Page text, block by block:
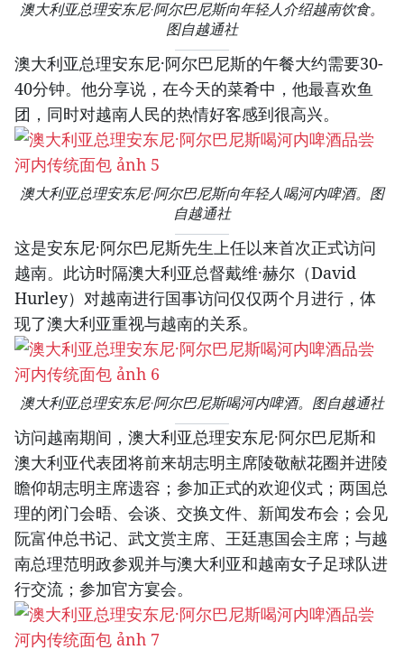
澳大利亚总理安东尼·阿尔巴尼斯向年轻人介绍越南饮食。
图自越通社
澳大利亚总理安东尼·阿尔巴尼斯的午餐大约需要30-
40分钟。他分享说，在今天的菜肴中，他最喜欢鱼
团，同时对越南人民的热情好客感到很高兴。
澳大利亚总理安东尼·阿尔巴尼斯向年轻人喝河内啤酒。图
自越通社
这是安东尼·阿尔巴尼斯先生上任以来首次正式访问
越南。此访时隔澳大利亚总督戴维·赫尔（David
Hurley）对越南进行国事访问仅仅两个月进行，体
现了澳大利亚重视与越南的关系。
澳大利亚总理安东尼·阿尔巴尼斯喝河内啤酒。图自越通社
访问越南期间，澳大利亚总理安东尼·阿尔巴尼斯和
澳大利亚代表团将前来胡志明主席陵敬献花圈并进陵
瞻仰胡志明主席遗容；参加正式的欢迎仪式；两国总
理的闭门会晤、会谈、交换文件、新闻发布会；会见
阮富仲总书记、武文赏主席、王廷惠国会主席；与越
南总理范明政参观并与澳大利亚和越南女子足球队进
行交流；参加官方宴会。